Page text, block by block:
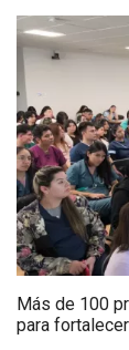
Más de 100
para